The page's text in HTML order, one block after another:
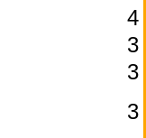
4
3
3
3